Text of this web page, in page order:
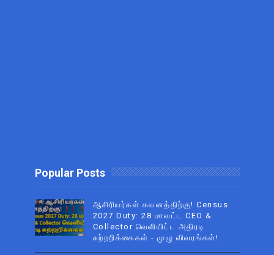
Popular Posts
ஆசிரியர்கள் கவனத்திற்கு! Census
2027 Duty: 28 மாவட்ட CEO &
Collector வெளியிட்ட அதிரடி
சுற்றறிக்கைகள் - முழு விவரங்கள்!